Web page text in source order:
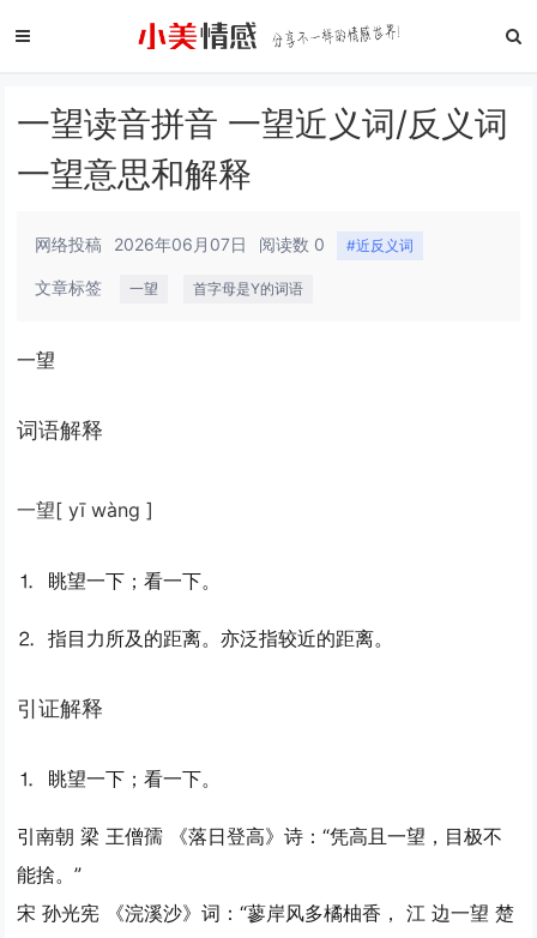
一望读音拼音 一望近义词/反义词
一望意思和解释
网络投稿 2026年06月07日 阅读数 0 #近反义词
文章标签 一望 首字母是Y的词语
一望
词语解释
一望[ yī wàng ]
⒈ 眺望一下；看一下。
⒉ 指目力所及的距离。亦泛指较近的距离。
引证解释
⒈ 眺望一下；看一下。
引南朝 梁 王僧孺 《落日登高》诗：“凭高且一望，目极不
能捨。”
宋 孙光宪 《浣溪沙》词：“蓼岸风多橘柚香， 江 边一望 楚